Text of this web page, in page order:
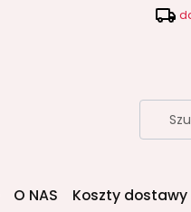
O NAS Koszty dostawy